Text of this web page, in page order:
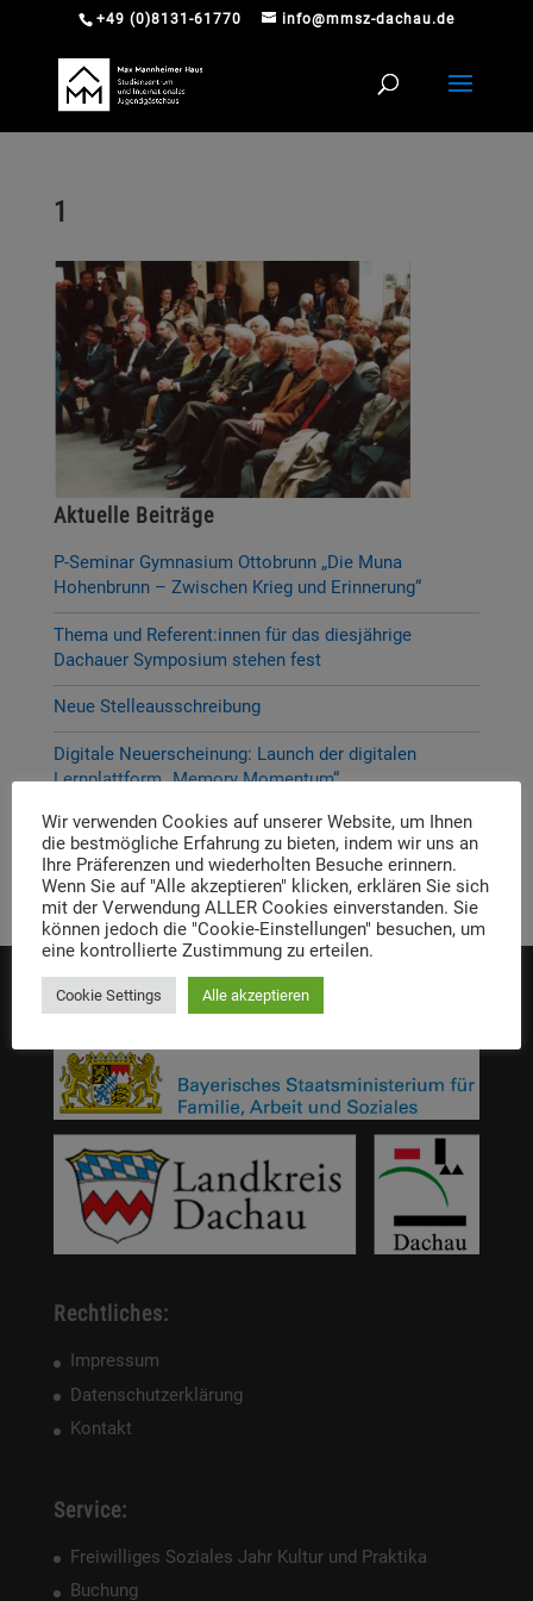
+49 (0)8131-61770 info@mmsz-dachau.de
1
Aktuelle Beiträge
P-Seminar Gymnasium Ottobrunn „Die Muna
Hohenbrunn – Zwischen Krieg und Erinnerung“
Thema und Referent:innen für das diesjährige
Dachauer Symposium stehen fest
Neue Stelleausschreibung
Digitale Neuerscheinung: Launch der digitalen
Lernplattform „Memory Momentum“
Call for Applications: Dachau Autumn School 2026 –
Erinnern. Forschen. Vermitteln.
Die Einrichtung wird gefördert von:
Rechtliches:
Impressum
Datenschutzerklärung
Kontakt
Service:
Freiwilliges Soziales Jahr Kultur und Praktika
Buchung
Wir verwenden Cookies auf unserer Website, um Ihnen
die bestmögliche Erfahrung zu bieten, indem wir uns an
Ihre Präferenzen und wiederholten Besuche erinnern.
Wenn Sie auf "Alle akzeptieren" klicken, erklären Sie sich
mit der Verwendung ALLER Cookies einverstanden. Sie
können jedoch die "Cookie-Einstellungen" besuchen, um
eine kontrollierte Zustimmung zu erteilen.
Cookie Settings Alle akzeptieren